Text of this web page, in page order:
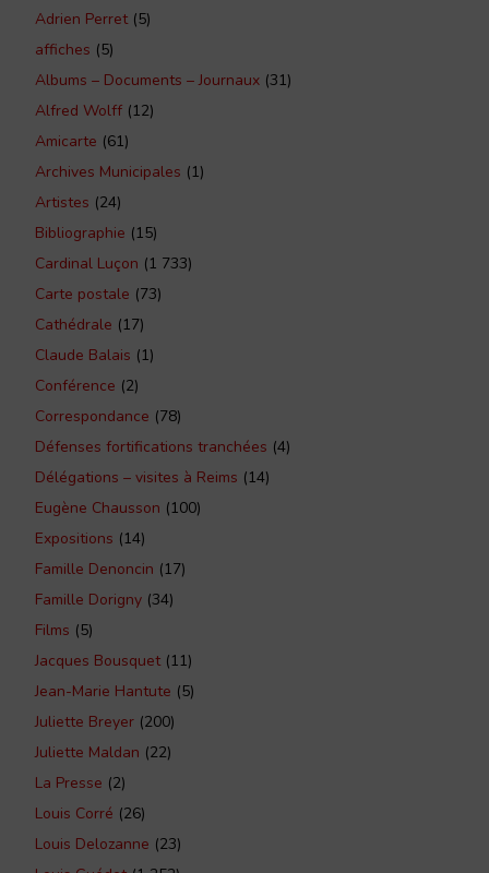
Adrien Perret(5)
affiches (5)
Albums – Documents – Journaux (31)
Alfred Wolff (12)
Amicarte (61)
Archives Municipales (1)
Artistes (24)
Bibliographie (15)
Cardinal Luçon (1 733)
Carte postale (73)
Cathédrale (17)
Claude Balais (1)
Conférence (2)
Correspondance (78)
Défenses fortifications tranchées (4)
Délégations – visites à Reims (14)
Eugène Chausson (100)
Expositions (14)
Famille Denoncin (17)
Famille Dorigny (34)
Films (5)
Jacques Bousquet(11)
Jean-Marie Hantute (5)
Juliette Breyer (200)
Juliette Maldan (22)
La Presse (2)
Louis Corré (26)
Louis Delozanne (23)